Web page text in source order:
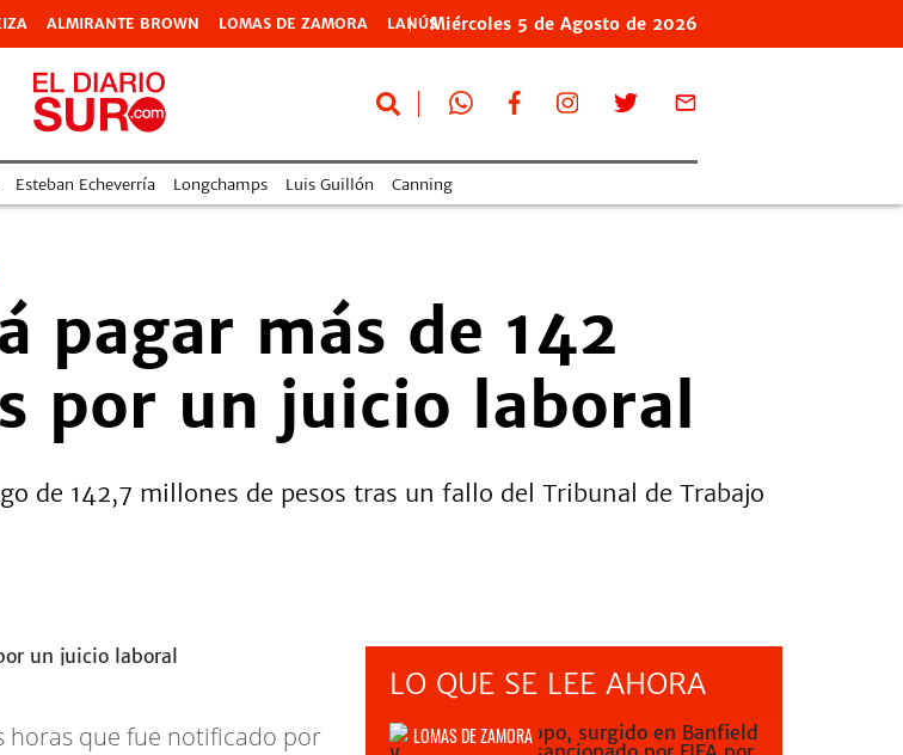
ALMIRANTE BROWN LOMAS DE ZAMORA LANÚSMiércoles 5 de Agosto de 2026
Esteban Echeverría Longchamps Luis Guillón Canning
pagar más de 142
por un juicio laboral
de 142,7 millones de pesos tras un fallo del Tribunal de Trabajo
horas que fue notificado por
LO QUE SE LEE AHORA
LOMAS DE ZAMORA